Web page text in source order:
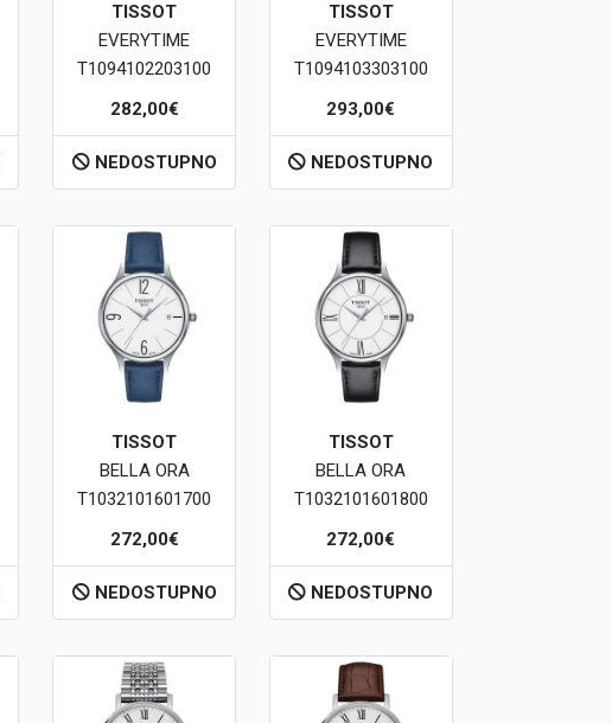
TISSOT
EVERYTIME
T1094102203100
282,00€
NEDOSTUPNO
TISSOT
EVERYTIME
T1094103303100
293,00€
NEDOSTUPNO
TISSOT
BELLA ORA
T1032101601700
272,00€
NEDOSTUPNO
TISSOT
BELLA ORA
T1032101601800
272,00€
NEDOSTUPNO